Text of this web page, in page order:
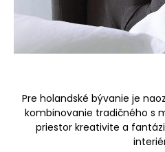
Pre holandské bývanie je
kombinovanie tradičného s
priestor kreativite a